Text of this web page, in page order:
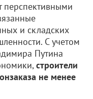
перспективными
и складских
С учетом
Путина
строители
не менее